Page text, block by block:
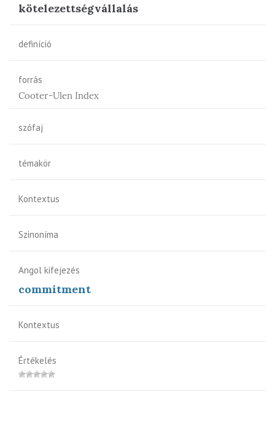
kötelezettségvállalás
definíció
forrás
Cooter-Ulen Index
szófaj
témakör
Kontextus
Szinoníma
Angol kifejezés
commitment
Kontextus
Értékelés